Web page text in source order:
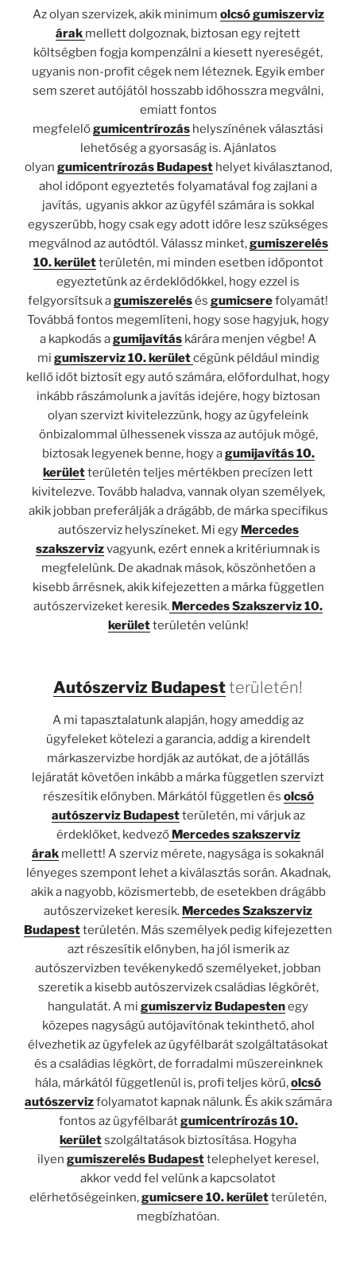
Az olyan szervizek, akik minimum olcsó gumiszerviz
árak mellett dolgoznak, biztosan egy rejtett
költségben fogja kompenzálni a kiesett nyereségét,
ugyanis non-profit cégek nem léteznek. Egyik ember
sem szeret autójától hosszabb időhosszra megválni,
emiatt fontos
megfelelőgumicentrírozás helyszínének választási
lehetőség a gyorsaság is. Ajánlatos
olyan gumicentrírozás Budapesthelyet kiválasztanod,
ahol időpont egyeztetés folyamatával fog zajlani a
javítás, ugyanis akkor az ügyfél számára is sokkal
egyszerűbb, hogy csak egy adott időre lesz szükséges
megválnod az autódtól. Válassz minket,gumiszerelés
10. kerületterületén, mi minden esetben időpontot
egyeztetünk az érdeklődőkkel, hogy ezzel is
felgyorsítsuk agumiszerelésés gumicserefolyamát!
Továbbá fontos megemlíteni, hogy sose hagyjuk, hogy
a kapkodás agumijavítás kárára menjen végbe! A
mi gumiszerviz 10. kerületcégünk például mindig
kellő időt biztosít egy autó számára, előfordulhat, hogy
inkább rászámolunk a javítás idejére, hogy biztosan
olyan szervizt kivitelezzünk, hogy az ügyfeleink
önbizalommal ülhessenek vissza az autójuk mögé,
biztosak legyenek benne, hogy agumijavítás 10.
kerületterületén teljes mértékben precízen lett
kivitelezve. Tovább haladva, vannak olyan személyek,
akik jobban preferálják a drágább, de márka specifikus
autószerviz helyszíneket. Mi egy Mercedes
szakszervizvagyunk, ezért ennek a kritériumnak is
megfelelünk. De akadnak mások, köszönhetően a
kisebb árrésnek, akik kifejezetten a márka független
autószervizeket keresik. Mercedes Szakszerviz 10.
kerületterületén velünk!
Autószerviz Budapestterületén!
A mi tapasztalatunk alapján, hogy ameddig az
ügyfeleket kötelezi a garancia, addig a kirendelt
márkaszervizbe hordják az autókat, de a jótállás
lejáratát követően inkább a márka független szervizt
részesítik előnyben. Márkától független és olcsó
autószerviz Budapestterületén, mi várjuk az
érdeklőket, kedvezőMercedes szakszerviz
árak mellett! A szerviz mérete, nagysága is sokaknál
lényeges szempont lehet a kiválasztás során. Akadnak,
akik a nagyobb, közismertebb, de esetekben drágább
autószervizeket keresik. Mercedes Szakszerviz
Budapestterületén. Más személyek pedig kifejezetten
azt részesítik előnyben, ha jól ismerik az
autószervizben tevékenykedő személyeket, jobban
szeretik a kisebb autószervizek családias légkörét,
hangulatát. A mi gumiszerviz Budapestenegy
közepes nagyságú autójavítónak tekinthető, ahol
élvezhetik az ügyfelek az ügyfélbarát szolgáltatásokat
és a családias légkört, de forradalmi műszereinknek
hála, márkától függetlenül is, profi teljes körű,olcsó
autószervizfolyamatot kapnak nálunk. És akik számára
fontos az ügyfélbarátgumicentrírozás 10.
kerületszolgáltatások biztosítása. Hogyha
ilyen gumiszerelés Budapesttelephelyet keresel,
akkor vedd fel velünk a kapcsolatot
elérhetőségeinken,gumicsere 10. kerületterületén,
megbízhatóan.